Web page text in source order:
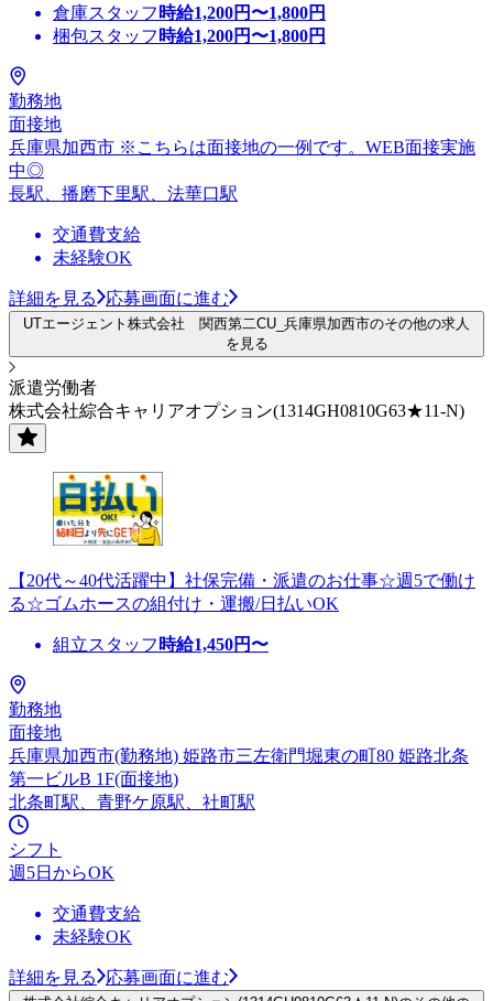
倉庫スタッフ 時給1,200円〜1,800円
梱包スタッフ 時給1,200円〜1,800円
勤務地
面接地
兵庫県加西市 ※こちらは面接地の一例です。WEB面接実施
中◎
長駅、播磨下里駅、法華口駅
交通費支給
未経験OK
詳細を見る 応募画面に進む
UTエージェント株式会社 関西第二CU_兵庫県加西市のその他の求人
を見る
派遣労働者
株式会社綜合キャリアオプション(1314GH0810G63★11-N)
【20代～40代活躍中】社保完備・派遣のお仕事☆週5で働け
る☆ゴムホースの組付け・運搬/日払いOK
組立スタッフ 時給1,450円〜
勤務地
面接地
兵庫県加西市(勤務地) 姫路市三左衛門堀東の町80 姫路北条
第一ビルB 1F(面接地)
北条町駅、青野ケ原駅、社町駅
シフト
週5日からOK
交通費支給
未経験OK
詳細を見る 応募画面に進む